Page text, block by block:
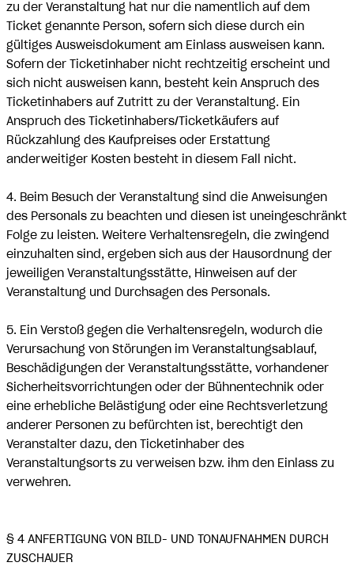
zu der Veranstaltung hat nur die namentlich auf dem
Ticket genannte Person, sofern sich diese durch ein
gültiges Ausweisdokument am Einlass ausweisen kann.
Sofern der Ticketinhaber nicht rechtzeitig erscheint und
sich nicht ausweisen kann, besteht kein Anspruch des
Ticketinhabers auf Zutritt zu der Veranstaltung. Ein
Anspruch des Ticketinhabers/Ticketkäufers auf
Rückzahlung des Kaufpreises oder Erstattung
anderweitiger Kosten besteht in diesem Fall nicht.
4. Beim Besuch der Veranstaltung sind die Anweisungen
des Personals zu beachten und diesen ist uneingeschränkt
Folge zu leisten. Weitere Verhaltensregeln, die zwingend
einzuhalten sind, ergeben sich aus der Hausordnung der
jeweiligen Veranstaltungsstätte, Hinweisen auf der
Veranstaltung und Durchsagen des Personals.
5. Ein Verstoß gegen die Verhaltensregeln, wodurch die
Verursachung von Störungen im Veranstaltungsablauf,
Beschädigungen der Veranstaltungsstätte, vorhandener
Sicherheitsvorrichtungen oder der Bühnentechnik oder
eine erhebliche Belästigung oder eine Rechtsverletzung
anderer Personen zu befürchten ist, berechtigt den
Veranstalter dazu, den Ticketinhaber des
Veranstaltungsorts zu verweisen bzw. ihm den Einlass zu
verwehren.
§ 4 ANFERTIGUNG VON BILD- UND TONAUFNAHMEN DURCH
ZUSCHAUER